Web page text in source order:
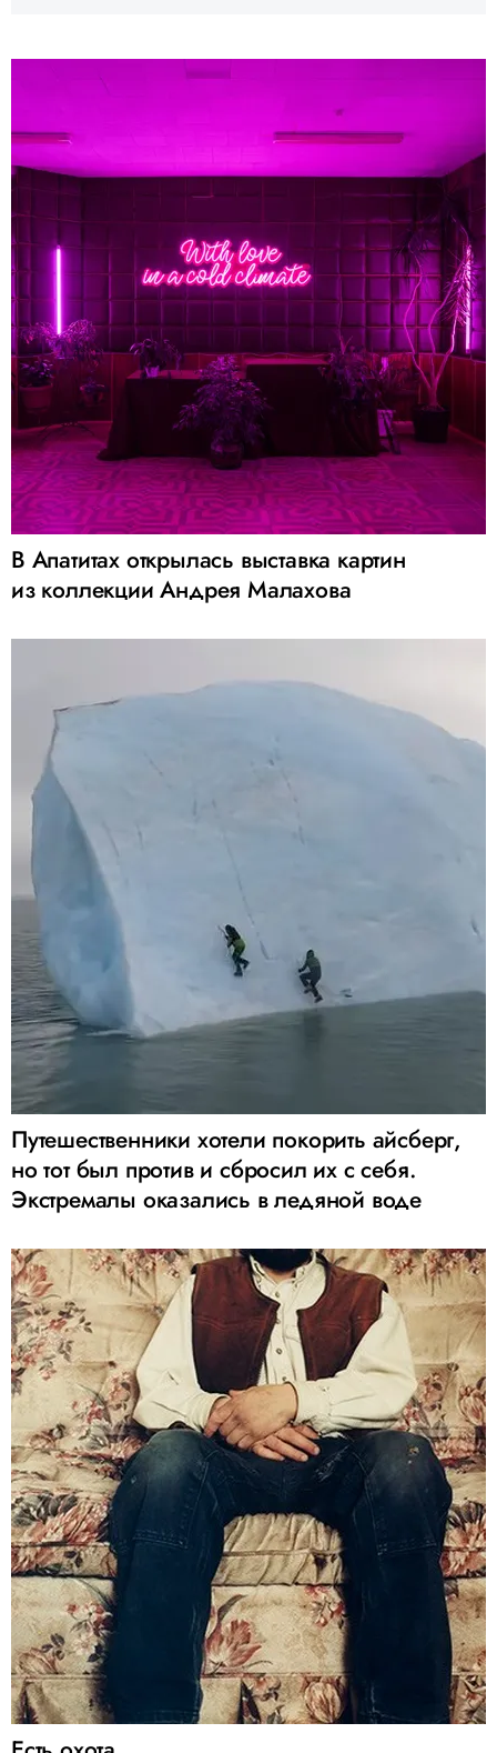
В Апатитах открылась выставка картин
из коллекции Андрея Малахова
Путешественники хотели покорить айсберг,
но тот был против и сбросил их с себя.
Экстремалы оказались в ледяной воде